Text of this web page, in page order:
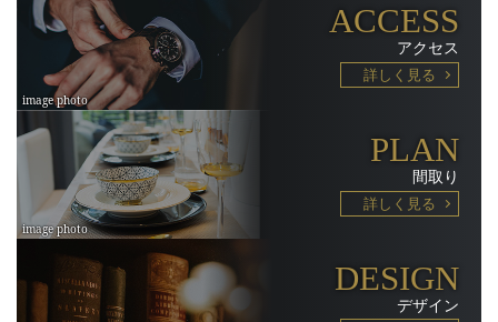
ACCESS
アクセス
詳しく見る
PLAN
間取り
詳しく見る
DESIGN
デザイン